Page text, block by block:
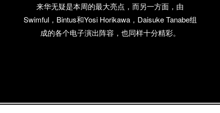
来华无疑是本周的最大亮点，而另一方面，由
Swimful，Bintus和Yosi Horikawa，Daisuke Tanabe组
成的各个电子演出阵容，也同样十分精彩。